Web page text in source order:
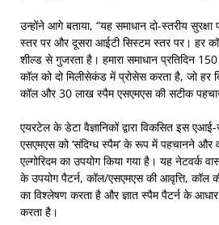
उन्होंने आगे बताया, “यह समाधान दो-स्तरीय
स्तर पर और दूसरा आईटी सिस्टम स्तर पर। हर
शील्ड से गुजरता है। हमारा समाधान प्रतिदिन
कॉल को दो मिलीसेकंड में प्रोसेस करता है, जो हर
कॉल और 30 लाख स्पैम एसएमएस की सटीक
एयरटेल के डेटा वैज्ञानिकों द्वारा विकसित इस
एसएमएस को ‘संदिग्ध स्पैम’ के रूप में पहचानने और
एल्गोरिदम का उपयोग किया गया है। यह नेटवर्क
के उपयोग पैटर्न, कॉल/एसएमएस की आवृत्ति, कॉल
का विश्लेषण करता है और ज्ञात स्पैम पैटर्न के आधार
करता है।